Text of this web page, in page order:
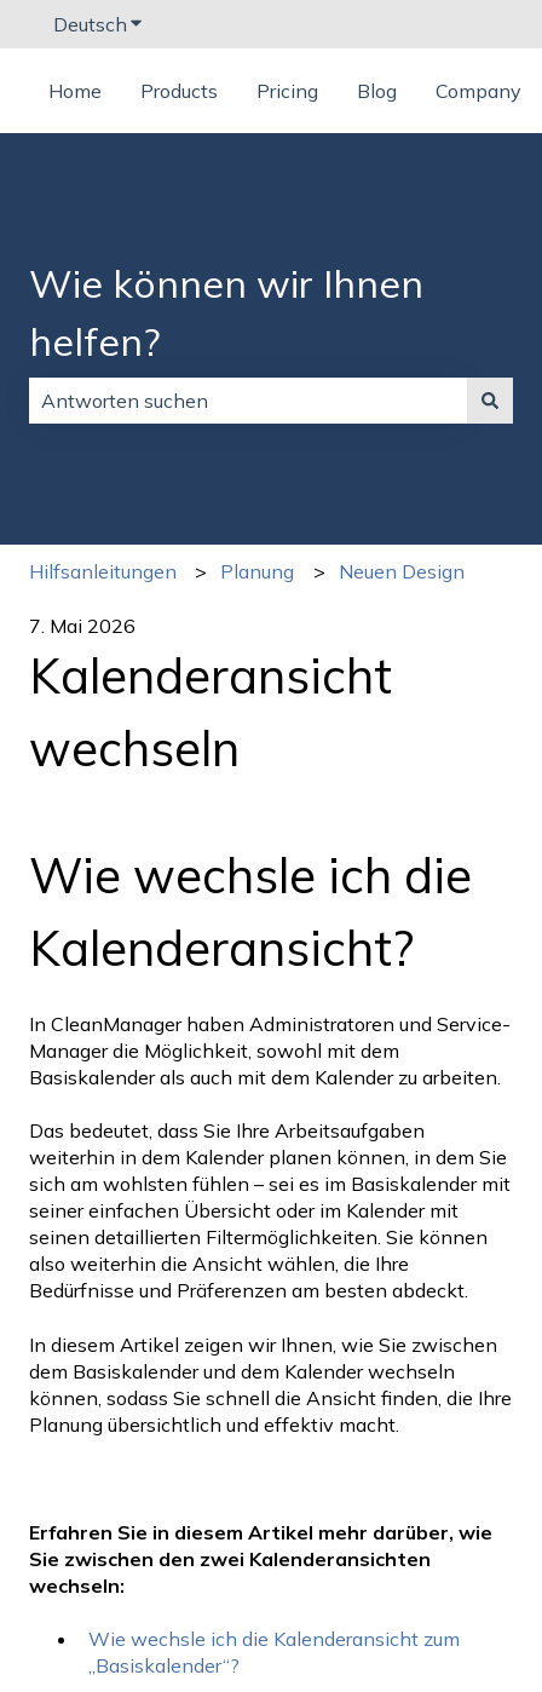
Deutsch Untermenü für Übersetzungen anzeigen
Home Products Pricing Blog Company
Wie können wir Ihnen
helfen?
Hilfsanleitungen Planung Neuen Design
7. Mai 2026
Kalenderansicht
wechseln
Wie wechsle ich die
Kalenderansicht?
In CleanManager haben Administratoren und Service-
Manager die Möglichkeit, sowohl mit dem
Basiskalender als auch mit dem Kalender zu arbeiten.
Das bedeutet, dass Sie Ihre Arbeitsaufgaben
weiterhin in dem Kalender planen können, in dem Sie
sich am wohlsten fühlen – sei es im Basiskalender mit
seiner einfachen Übersicht oder im Kalender mit
seinen detaillierten Filtermöglichkeiten. Sie können
also weiterhin die Ansicht wählen, die Ihre
Bedürfnisse und Präferenzen am besten abdeckt.
In diesem Artikel zeigen wir Ihnen, wie Sie zwischen
dem Basiskalender und dem Kalender wechseln
können, sodass Sie schnell die Ansicht finden, die Ihre
Planung übersichtlich und effektiv macht.
Erfahren Sie in diesem Artikel mehr darüber, wie
Sie zwischen den zwei Kalenderansichten
wechseln:
Wie wechsle ich die Kalenderansicht zum
„Basiskalender“?